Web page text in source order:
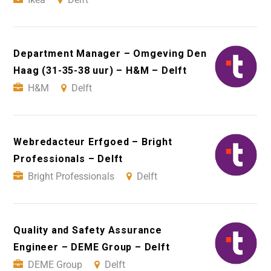
Department Manager – Omgeving Den
Haag (31-35-38 uur) – H&M – Delft
H&M
Delft
Webredacteur Erfgoed – Bright
Professionals – Delft
Bright Professionals
Delft
Quality and Safety Assurance
Engineer – DEME Group – Delft
DEME Group
Delft